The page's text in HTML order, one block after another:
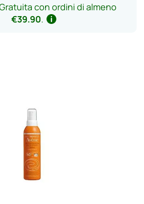
con ordini di almeno
€39.90.